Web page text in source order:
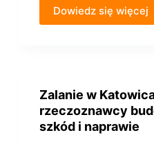
Dowiedz się więcej
Zalanie w
rzeczoznawcy
szkód i naprawie